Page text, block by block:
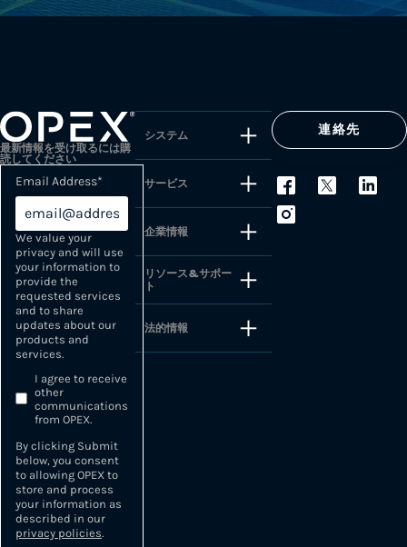
最新情報を受け取るには購
読してください
Email Address*
We value your
privacy and will use
your information to
provide the
requested services
and to share
updates about our
products and
services.
I agree to receive
other
communications
from OPEX.
By clicking Submit
below, you consent
to allowing OPEX to
store and process
your information as
described in our
privacy policies.
システム
サービス
企業情報
リソース&サポー
ト
法的情報
連絡先